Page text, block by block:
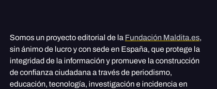
Somos un proyecto editorial de la Fundación Maldita.es,
sin ánimo de lucro y con sede en España, que protege la
integridad de la información y promueve la construcción
de confianza ciudadana a través de periodismo,
educación, tecnología, investigación e incidencia en